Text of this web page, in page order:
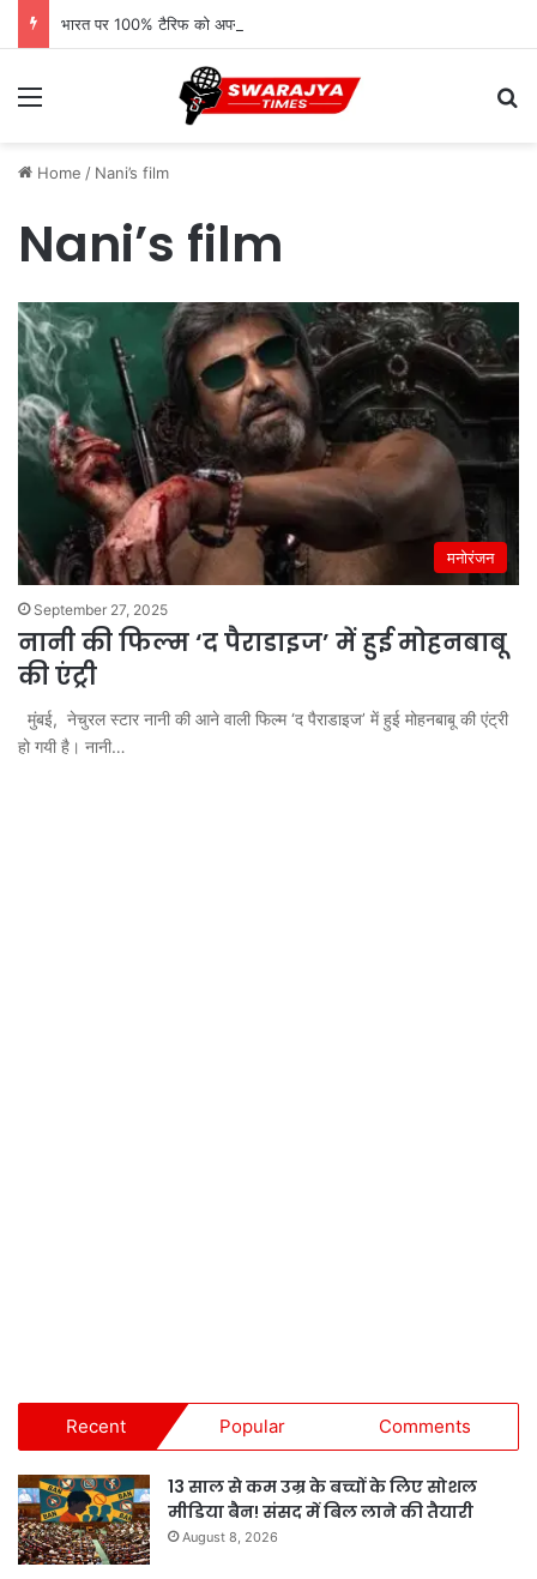
Menu
Home / Nani’s film
Nani’s film
मनोरंजन
September 27, 2025
नानी की फिल्म ‘द पैराडाइज’ में हुई मोहनबाबू
की एंट्री
मुंबई, नेचुरल स्टार नानी की आने वाली फिल्म ‘द पैराडाइज’ में हुई मोहनबाबू की एंट्री
हो गयी है। नानी…
Recent Popular Comments
13 साल से कम उम्र के बच्चों के लिए सोशल
मीडिया बैन! संसद में बिल लाने की तैयारी
August 8, 2026